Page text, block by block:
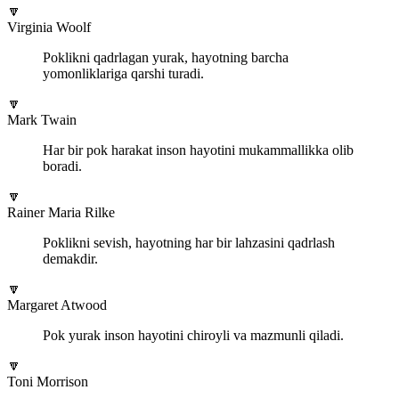
🔽
Virginia Woolf
Poklikni qadrlagan yurak, hayotning barcha
yomonliklariga qarshi turadi.
🔽
Mark Twain
Har bir pok harakat inson hayotini mukammallikka olib
boradi.
🔽
Rainer Maria Rilke
Poklikni sevish, hayotning har bir lahzasini qadrlash
demakdir.
🔽
Margaret Atwood
Pok yurak inson hayotini chiroyli va mazmunli qiladi.
🔽
Toni Morrison